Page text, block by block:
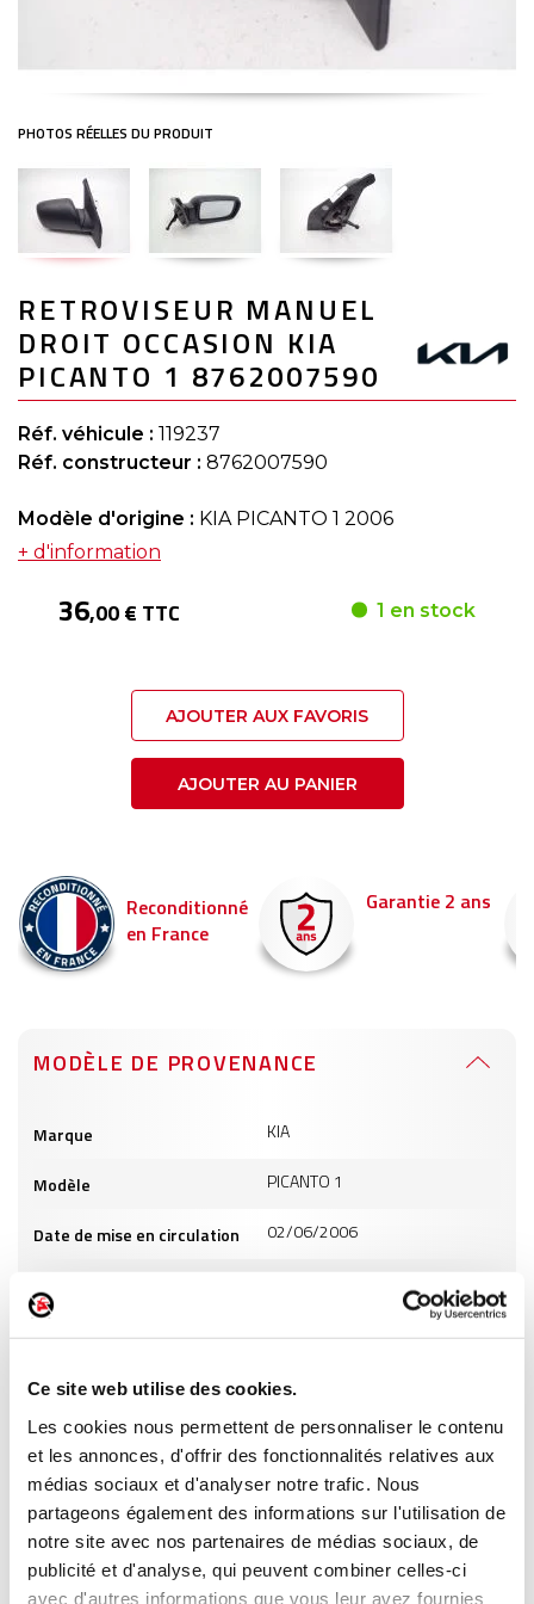
Ce site web utilise des cookies.
Les cookies nous permettent de personnaliser le contenu
et les annonces, d'offrir des fonctionnalités relatives aux
médias sociaux et d'analyser notre trafic. Nous
partageons également des informations sur l'utilisation de
notre site avec nos partenaires de médias sociaux, de
publicité et d'analyse, qui peuvent combiner celles-ci
avec d'autres informations que vous leur avez fournies
to
the
beginning
of
the
images
gallery
RETROVISEUR MANUEL
DROIT OCCASION KIA
PICANTO 1 8762007590
Réf. véhicule : 119237
Réf. constructeur : 8762007590
Modèle d'origine : KIA PICANTO 1 2006
+ d'information
36,00 € TTC 1 en stock
AJOUTER AUX FAVORIS
AJOUTER AU PANIER
Reconditionné
en France
Garantie 2 ans
MODÈLE DE PROVENANCE
produits
Marque KIA
Modèle PICANTO 1
Date de mise en circulation 02/06/2006
Puissance
Carburant GO
INFORMATIONS PRODUITS